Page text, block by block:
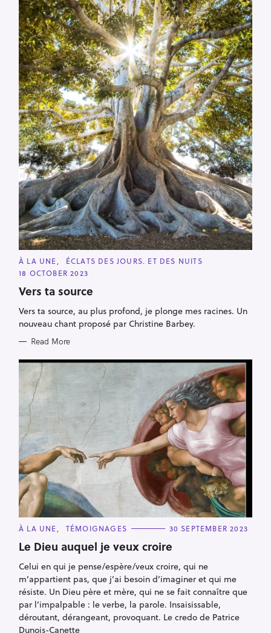
C
T
G
R
I
E
À LA UNE
ÉCLATS DES JOURS. ET DES NUITS
18 OCTOBER 2023
Vers ta source
Vers ta source, au plus profond, je plonge mes racines. Un
nouveau chant proposé par Christine Barbey.
Read More
C
T
E
O
I
E
S
À LA UNE TÉMOIGNAGES 30 SEPTEMBER 2023
Le Dieu auquel je veux croire
Celui en qui je pense/espère/veux croire, qui ne
m’appartient pas, que j’ai besoin d’imaginer et qui me
résiste. Un Dieu père et mère, qui ne se fait connaître que
par l’impalpable : le verbe, la parole. Insaisissable,
déroutant, dérangeant, provoquant. Le credo de Patrice
Dunois-Canette
e
a
r
c
h
f